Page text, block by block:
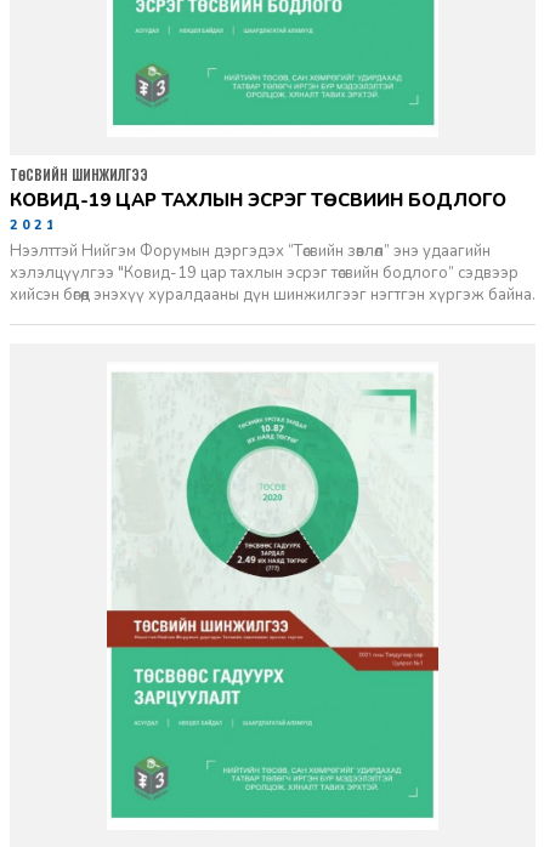
КОВИД-19 ЦАР ТАХЛЫН ЭСРЭГ ТӨСВИЙН БОДЛОГО
2021-07-09
Нээлттэй Нийгэм Форумын дэргэдэх “Төсвийн зөвлөл” энэ удаагийн
хэлэлцүүлгээ "Ковид-19 цар тахлын эсрэг төсвийн бодлого” сэдвээр
хийсэн бөгөөд энэхүү хуралдааны дүн шинжилгээг нэгтгэн хүргэж байна.
ТӨСВИЙН ШИНЖИЛГЭЭ